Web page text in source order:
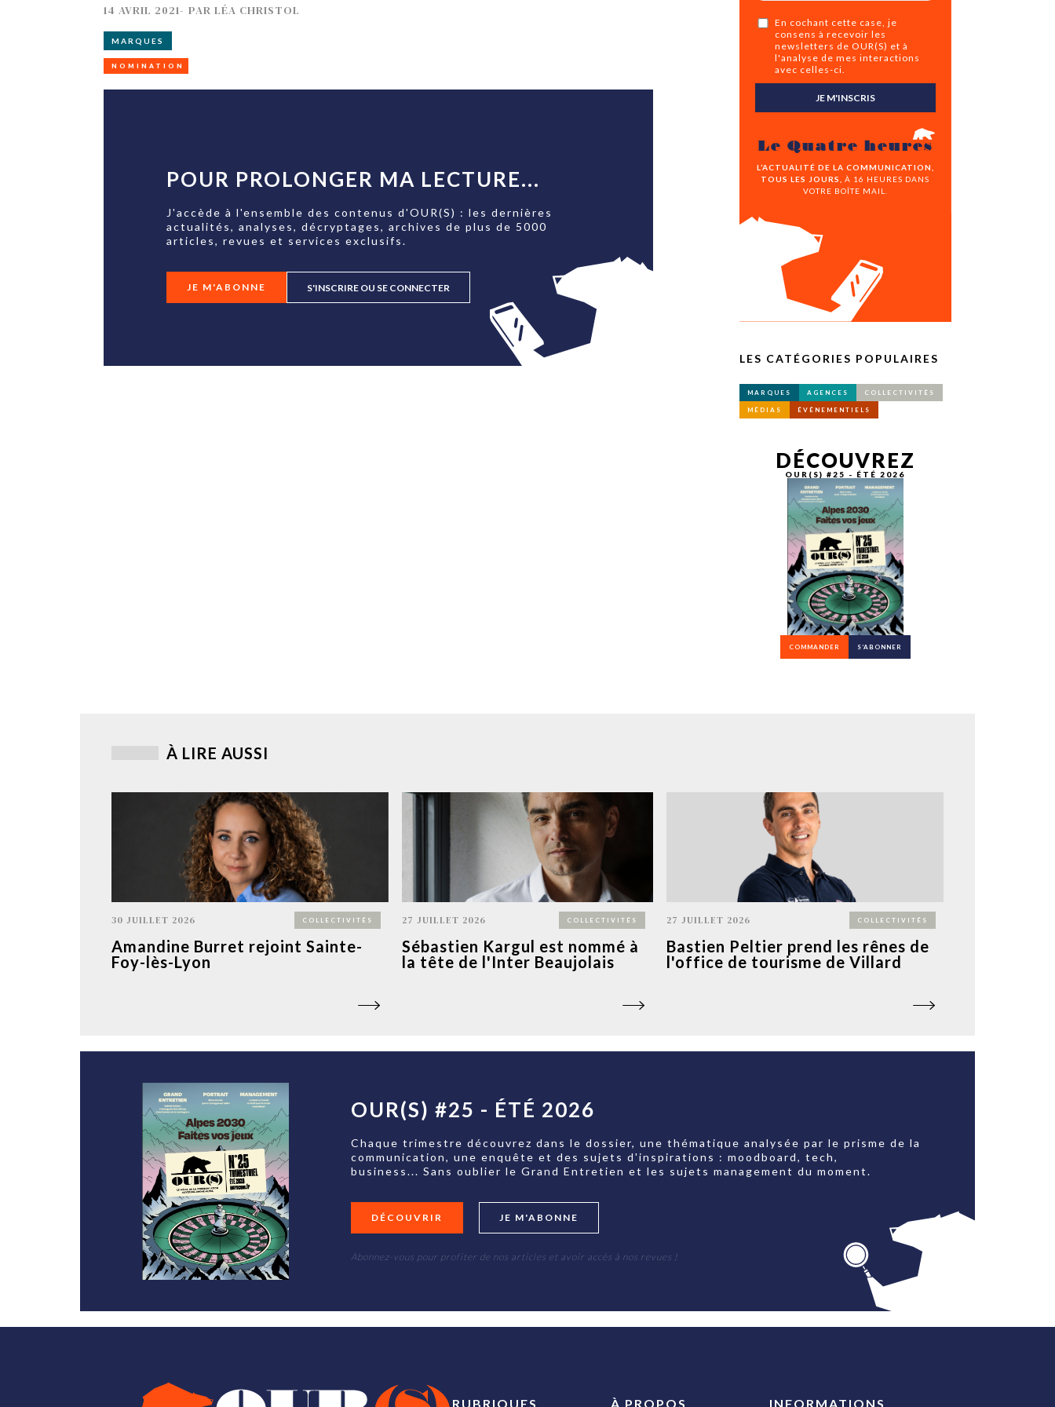
14 AVRIL 2021- PARLÉA CHRISTOL
MARQUES
NOMINATION
POUR PROLONGER MA LECTURE...
J'accède à l'ensemble des contenus d'OUR(S) : les dernières
actualités, analyses, décryptages, archives de plus de 5000
articles, revues et services exclusifs.
JE M'ABONNE S'INSCRIRE OU SE CONNECTER
En cochant cette case, je
consens à recevoir les
newsletters de OUR(S) et à
l'analyse de mes interactions
avec celles-ci.
JE M'INSCRIS
Le Quatre heures
L’ACTUALITÉ DE LA COMMUNICATION,
TOUS LES JOURS,
À 16 HEURES DANS
VOTRE BOÎTE MAIL.
LES CATÉGORIES POPULAIRES
MARQUES AGENCES COLLECTIVITÉS
MÉDIAS ÉVÉNEMENTIELS
DÉCOUVREZ
OUR(S) #25 - ÉTÉ 2026
COMMANDER S’ABONNER
À LIRE AUSSI
30 JUILLET 2026 COLLECTIVITÉS
Amandine Burret rejoint Sainte-
Foy-lès-Lyon
27 JUILLET 2026 COLLECTIVITÉS
Sébastien Kargul est nommé à
la tête de l'Inter Beaujolais
27 JUILLET 2026 COLLECTIVITÉS
Bastien Peltier prend les rênes de
l'office de tourisme de Villard
OUR(S) #25 - ÉTÉ 2026
Chaque trimestre découvrez dans le dossier, une thématique analysée par le prisme de la
communication, une enquête et des sujets d'inspirations : moodboard, tech,
business... Sans oublier le Grand Entretien et les sujets management du moment.
DÉCOUVRIR JE M'ABONNE
Abonnez-vous pour profiter de nos articles et avoir accès à nos revues !
RUBRIQUES À PROPOS INFORMATIONS